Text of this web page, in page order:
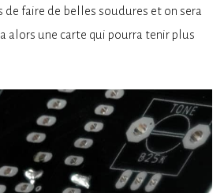
de faire de belles soudures et on sera
alors une carte qui pourra tenir plus